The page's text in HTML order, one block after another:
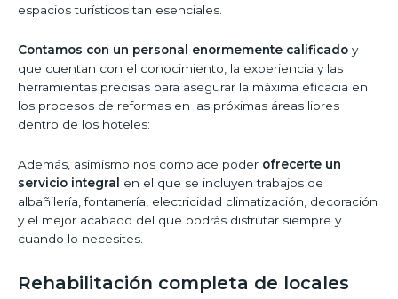
espacios turísticos tan esenciales.
Contamos con un personal enormemente calificado y
que cuentan con el conocimiento, la experiencia y las
herramientas precisas para asegurar la máxima eficacia en
los procesos de reformas en las próximas áreas libres
dentro de los hoteles:
Además, asimismo nos complace poder ofrecerte un
servicio integral
en el que se incluyen trabajos de
albañilería, fontanería, electricidad climatización, decoración
y el mejor acabado del que podrás disfrutar siempre y
cuando lo necesites.
Rehabilitación completa de locales